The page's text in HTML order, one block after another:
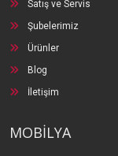
Satış ve Servis
Şubelerimiz
Ürünler
Blog
İletişim
MOBİLYA